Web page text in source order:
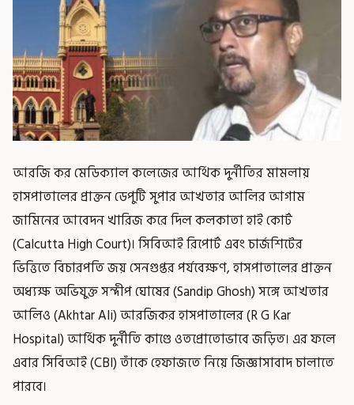
আরজি কর মেডিক্যাল কলেজের আর্থিক দুর্নীতির মামলায়
হাসপাতালের প্রাক্তন ডেপুটি সুপার আখতার আলির আগাম
জামিনের আবেদন খারিজ করে দিল কলকাতা হাই কোর্ট
(Calcutta High Court)। সিবিআই রিপোর্ট এবং চার্জশিটের
ভিত্তিতে বিচারপতি জয় সেনগুপ্তর পর্যবেক্ষণ, হাসপাতালের প্রাক্তন
অধ্যক্ষ অভিযুক্ত সন্দীপ ঘোষের (Sandip Ghosh) সঙ্গে আখতার
আলিও (Akhtar Ali) আরজিকর হাসপাতালের (R G Kar
Hospital) আর্থিক দুর্নীতি কাণ্ডে ওতপ্রোতোভাবে জড়িত। এর ফলে
এবার সিবিআই (CBI) তাঁকে হেফাজতে নিয়ে জিজ্ঞাসাবাদ চালাতে
পারবে।